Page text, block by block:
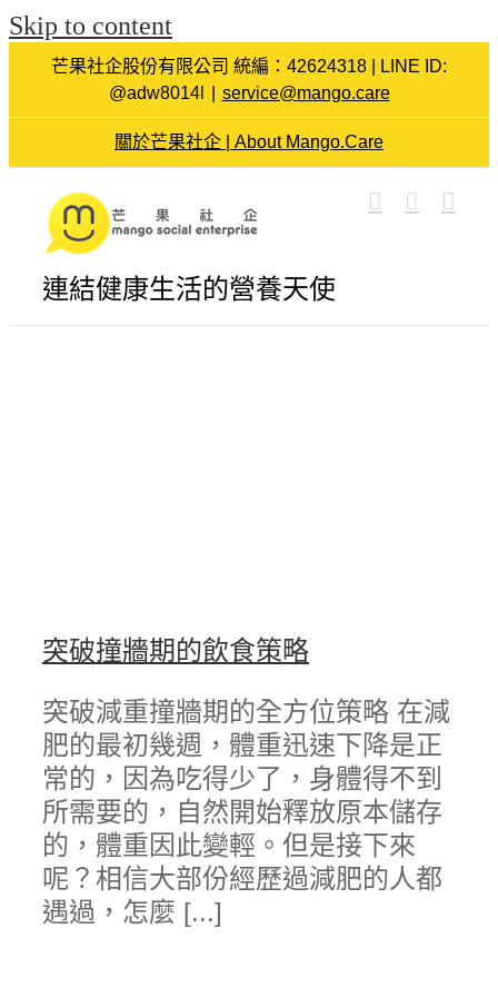
Skip to content
芒果社企股份有限公司 統編：42624318 | LINE ID:
@adw8014l
service@mango.care
關於芒果社企 | About Mango.Care
連結健康生活的營養天使
突破撞牆期的飲食策略
突破減重撞牆期的全方位策略 在減
肥的最初幾週，體重迅速下降是正
常的，因為吃得少了，身體得不到
所需要的，自然開始釋放原本儲存
的，體重因此變輕。但是接下來
呢？相信大部份經歷過減肥的人都
遇過，怎麼 [...]